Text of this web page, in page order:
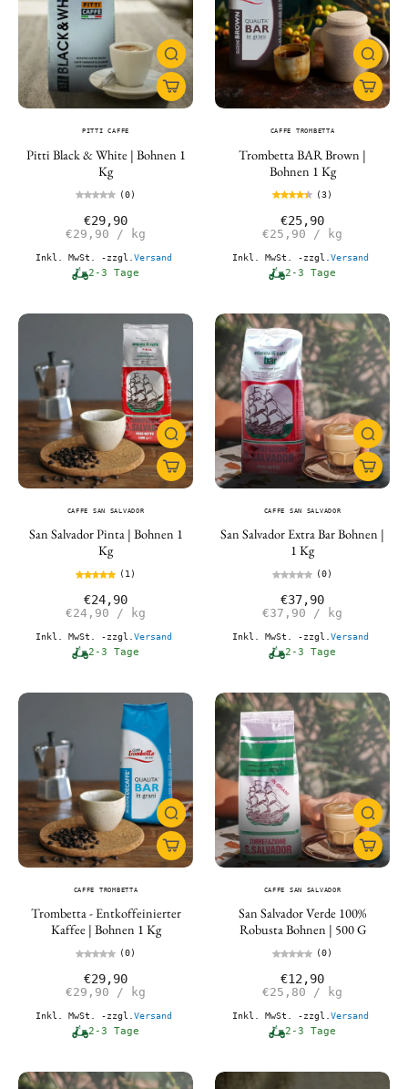
PITTI CAFFE
Pitti Black & White | Bohnen 1
Kg
(0)
€29,90
€29,90 / kg
Inkl. MwSt. -zzgl. Versand
2-3 Tage
CAFFE TROMBETTA
Trombetta BAR Brown |
Bohnen 1 Kg
(3)
€25,90
€25,90 / kg
Inkl. MwSt. -zzgl. Versand
2-3 Tage
CAFFE SAN SALVADOR
San Salvador Pinta | Bohnen 1
Kg
(1)
€24,90
€24,90 / kg
Inkl. MwSt. -zzgl. Versand
2-3 Tage
CAFFE SAN SALVADOR
San Salvador Extra Bar Bohnen |
1 Kg
(0)
€37,90
€37,90 / kg
Inkl. MwSt. -zzgl. Versand
2-3 Tage
CAFFE TROMBETTA
Trombetta - Entkoffeinierter
Kaffee | Bohnen 1 Kg
(0)
€29,90
€29,90 / kg
Inkl. MwSt. -zzgl.Versand
2-3 Tage
CAFFE SAN SALVADOR
San Salvador Verde 100%
Robusta Bohnen | 500 G
(0)
€12,90
€25,80 / kg
Inkl. MwSt. -zzgl.Versand
2-3 Tage